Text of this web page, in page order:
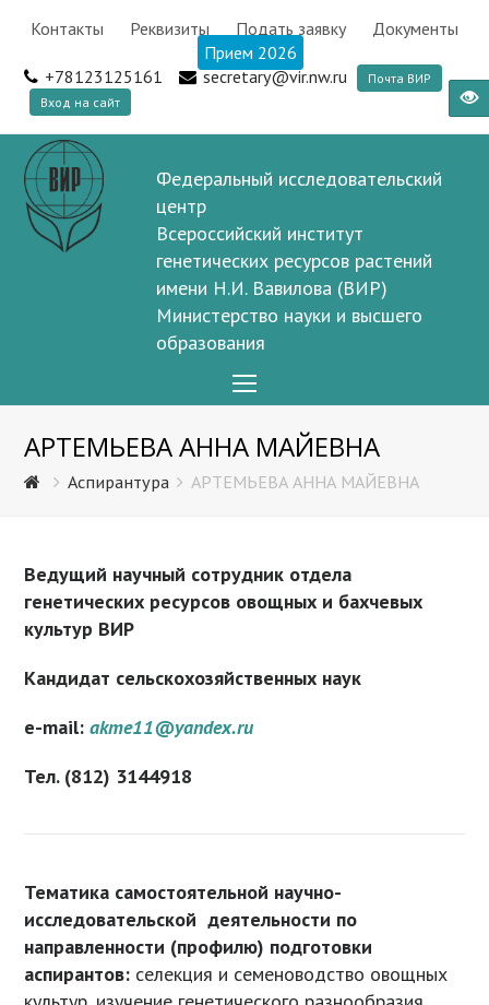
Контакты Реквизиты Подать заявку
Документы
Прием 2026
+78123125161
secretary@vir.nw.ru
Почта ВИР
Вход на сайт
Федеральный исследовательский
центр
Всероссийский институт
генетических ресурсов растений
имени Н.И. Вавилова (ВИР)
Министерство науки и высшего
образования
Menu
АРТЕМЬЕВА АННА МАЙЕВНА
Аспирантура АРТЕМЬЕВА АННА МАЙЕВНА
Ведущий научный сотрудник отдела
генетических ресурсов овощных и бахчевых
культур ВИР
Кандидат сельскохозяйственных наук
e-mail:akme11@yandex.ru
Тел. (812) 3144918
Тематика самостоятельной научно-
исследовательской деятельности по
направленности (профилю) подготовки
аспирантов: селекция и семеноводство овощных